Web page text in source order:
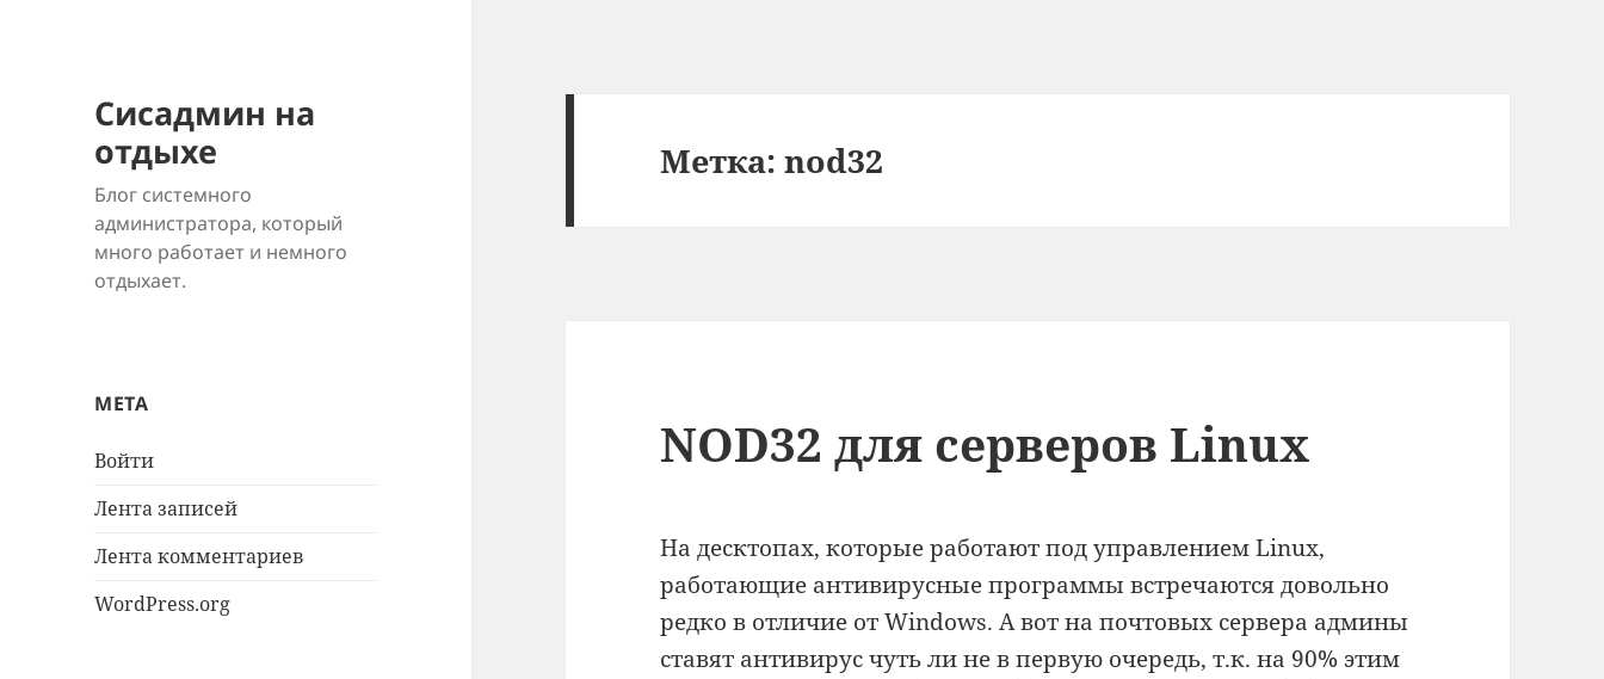
Сисадмин на
отдыхе
Блог системного
администратора, который
много работает и немного
отдыхает.
МЕТА
Войти
Лента записей
Лента комментариев
WordPress.org
Метка:nod32
NOD32 для серверов Linux
На десктопах, которые работают под управлением Linux,
работающие антивирусные программы встречаются довольно
редко в отличие от Windows. А вот на почтовых сервера админы
ставят антивирус чуть ли не в первую очередь, т.к. на 90% этим